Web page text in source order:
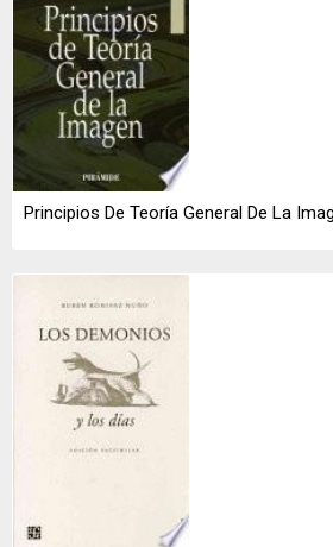
Principios De Teoría General De La